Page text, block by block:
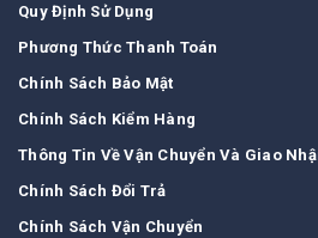
Quy Định Sử Dụng
Phương Thức Thanh Toán
Chính Sách Bảo Mật
Chính Sách Kiểm Hàng
Thông Tin Về Vận Chuyển Và Giao
Chính Sách Đổi Trả
Chính Sách Vận Chuyển